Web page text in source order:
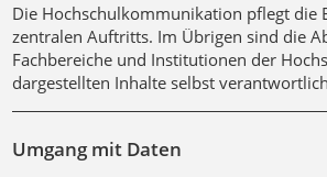
Die Hochschulkommunikation pflegt die
zentralen Auftritts. Im Übrigen sind die
Fachbereiche und Institutionen der
dargestellten Inhalte selbst
Umgang mit Daten